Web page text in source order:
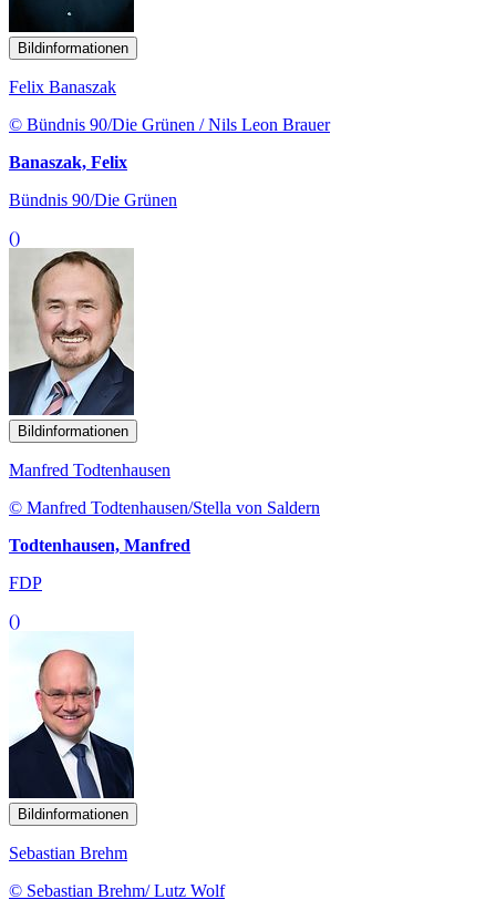
Bildinformationen
Felix Banaszak
© Bündnis 90/Die Grünen / Nils Leon Brauer
Banaszak, Felix
Bündnis 90/Die Grünen
()
Bildinformationen
Manfred Todtenhausen
© Manfred Todtenhausen/Stella von Saldern
Todtenhausen, Manfred
FDP
()
Bildinformationen
Sebastian Brehm
© Sebastian Brehm/ Lutz Wolf